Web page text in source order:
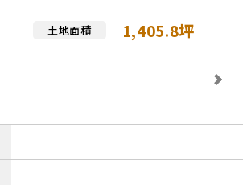
土地面積 1,405.8坪